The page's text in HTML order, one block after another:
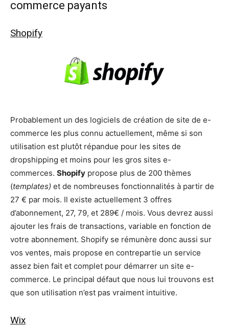
commerce payants
Shopify
Probablement un des logiciels de création de site de e-
commerce les plus connu actuellement, même si son
utilisation est plutôt répandue pour les sites de
dropshipping et moins pour les gros sites e-
commerces. Shopify propose plus de 200 thèmes
(templates) et de nombreuses fonctionnalités à partir de
27 € par mois. Il existe actuellement 3 offres
d’abonnement, 27, 79, et 289€ / mois. Vous devrez aussi
ajouter les frais de transactions, variable en fonction de
votre abonnement. Shopify se rémunère donc aussi sur
vos ventes, mais propose en contrepartie un service
assez bien fait et complet pour démarrer un site e-
commerce. Le principal défaut que nous lui trouvons est
que son utilisation n’est pas vraiment intuitive.
Wix